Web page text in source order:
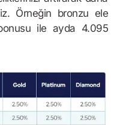
Örneğin bronzu ele
ile ayda 4.095